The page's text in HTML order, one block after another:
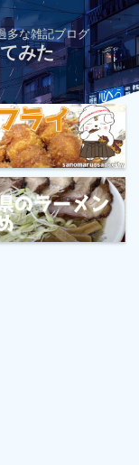
多な雑記ブログ
みた